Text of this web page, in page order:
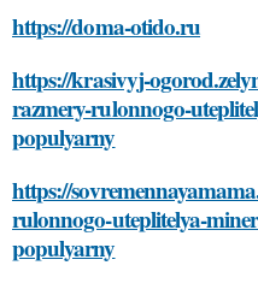
https://doma-otido.ru
https://krasivyj-
razmery-rulonnogo-
populyarny
https://
rulonnogo-uteplitelya-
populyarny